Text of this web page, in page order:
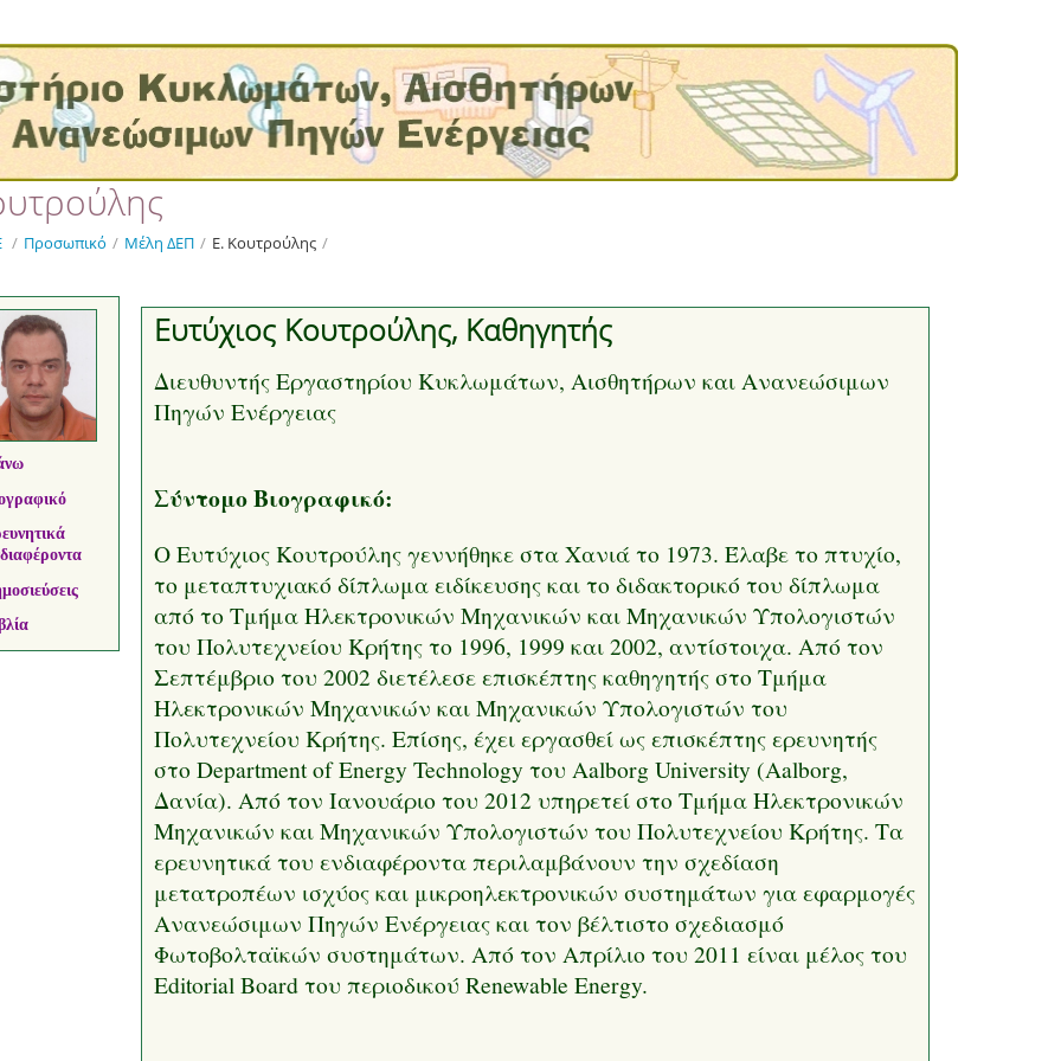
/ Προσωπικό / Μέλη ΔΕΠ / Ε. Κουτρούλης /
Ευτύχιος Κουτρούλης, Καθηγητής
Διευθυντής Εργαστηρίου Κυκλωμάτων, Αισθητήρων και Ανανεώσιμων
Πηγών Ενέργειας
Σύντομο Βιογραφικό:
O Ευτύχιος Κουτρούλης γεννήθηκε στα Χανιά το 1973. Έλαβε το πτυχίο,
το μεταπτυχιακό δίπλωμα ειδίκευσης και το διδακτορικό του δίπλωμα
από το Τμήμα Ηλεκτρονικών Μηχανικών και Μηχανικών Υπολογιστών
του Πολυτεχνείου Κρήτης το 1996, 1999 και 2002, αντίστοιχα. Από τον
Σεπτέμβριο του 2002 διετέλεσε επισκέπτης καθηγητής στο Τμήμα
Ηλεκτρονικών Μηχανικών και Μηχανικών Υπολογιστών του
Πολυτεχνείου Κρήτης. Επίσης, έχει εργασθεί ως επισκέπτης ερευνητής
στο Department of Energy Technology του Aalborg University (Aalborg,
Δανία). Από τον Ιανουάριο του 2012 υπηρετεί στο Τμήμα Ηλεκτρονικών
Μηχανικών και Μηχανικών Υπολογιστών του Πολυτεχνείου Κρήτης. Τα
ερευνητικά του ενδιαφέροντα περιλαμβάνουν την σχεδίαση
μετατροπέων ισχύος και μικροηλεκτρονικών συστημάτων για εφαρμογές
Ανανεώσιμων Πηγών Ενέργειας και τον βέλτιστο σχεδιασμό
Φωτοβολταϊκών συστημάτων. Από τον Απρίλιο του 2011 είναι μέλος του
Editorial Board του περιοδικού Renewable Energy.